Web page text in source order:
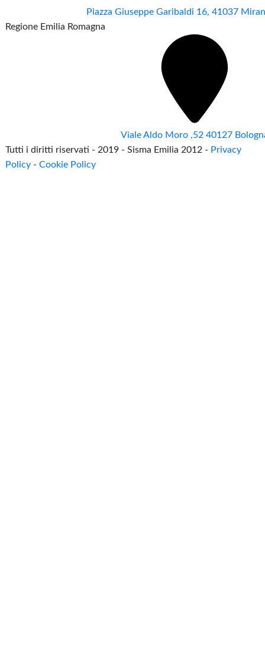
Piazza Giuseppe Garibaldi 16, 41037
Regione Emilia Romagna
Viale Aldo Moro ,52 40127
Tutti i diritti riservati - 2019 - Sisma Emilia 2012 - Privacy
Policy -Cookie Policy